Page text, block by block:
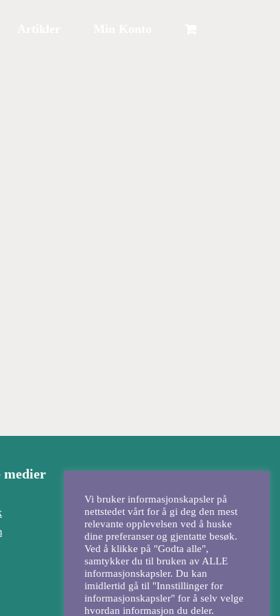
medier
Vi bruker informasjonskapsler på
nettstedet vårt for å gi deg den mest
relevante opplevelsen ved å huske
dine preferanser og gjentatte besøk.
Ved å klikke på "Godta alle",
samtykker du til bruken av ALLE
informasjonskapsler. Du kan
imidlertid gå til "Innstillinger for
informasjonskapsler" for å selv velge
hvordan informasjon du deler.